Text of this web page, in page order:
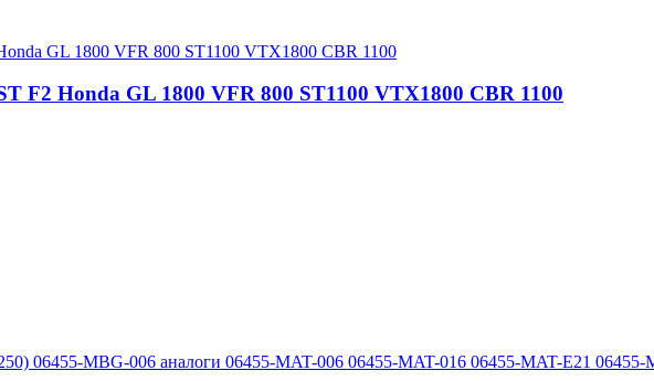
F2 Honda GL 1800 VFR 800 ST1100 VTX1800 CBR 1100